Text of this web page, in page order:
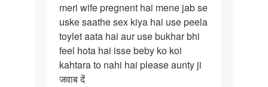
meri
wife
pregnent
hai
mene
meri wife pregnent hai mene jab se
uske saathe sex kiya hai use peela
toylet aata hai aur use bukhar bhi
feel hota hai isse beby ko koi
kahtara to nahi hai please aunty ji
जवाब दें